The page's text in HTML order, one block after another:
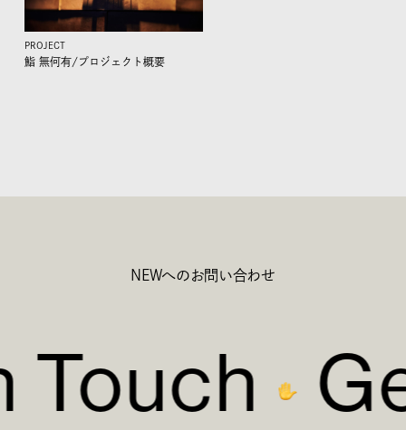
PROJECT
鮨 無何有/プロジェクト概要
NEWへのお問い合わせ
Touch